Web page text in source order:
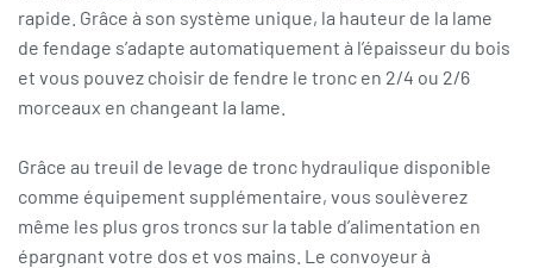
rapide. Grâce à son système unique, la hauteur de la lame
de fendage s’adapte automatiquement à l’épaisseur du bois
et vous pouvez choisir de fendre le tronc en 2/4 ou 2/6
morceaux en changeant la lame.
Grâce au treuil de levage de tronc hydraulique disponible
comme équipement supplémentaire, vous soulèverez
même les plus gros troncs sur la table d’alimentation en
épargnant votre dos et vos mains. Le convoyeur à